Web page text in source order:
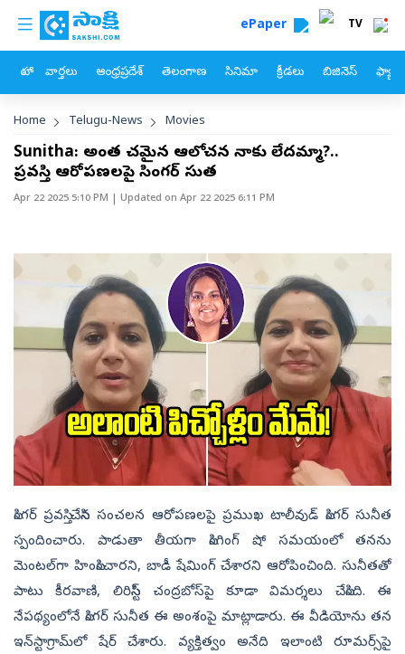
Skip to main content
custom menu ePaper TV
హోం వార్తలు ఆంధ్రప్రదేశ్ తెలంగాణ సినిమా క్రీడలు బిజినెస్
Breadcrumb
Home Telugu-News Movies
Sunitha: అంత నీచమైన ఆలోచన నాకు లేదమ్మా?..
ప్రవస్తి ఆరోపణలపై సింగర్ సునీత
Apr 22 2025 5:10 PM | Updated on Apr 22 2025 6:11 PM
సింగర్‌ ప్రవస్తి చేసిన సంచలన ఆరోపణలపై ప్రముఖ టాలీవుడ్ సింగర్ సునీత
స్పందించారు. పాడుతా తీయగా సింగింగ్‌ షో సమయంలో తనను
మెంటల్‌గా హింసించారని, బాడీ షేమింగ్‌ చేశారని ఆరోపించింది. సునీతతో
పాటు కీరవాణి, లిరిసిస్ట్‌ చంద్రబోస్‌పై కూడా విమర్శలు చేసింది. ఈ
నేపథ్యంలోనే సింగర్ సునీత ఈ అంశంపై మాట్లాడారు. ఈ వీడియోను తన
ఇన్‌స్టాగ్రామ్‌లో షేర్ చేశారు. వ్యక్తిత్వం అనేది ఇలాంటి రూమర్స్‌పై